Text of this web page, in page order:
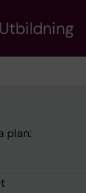
Utbildning
plan: